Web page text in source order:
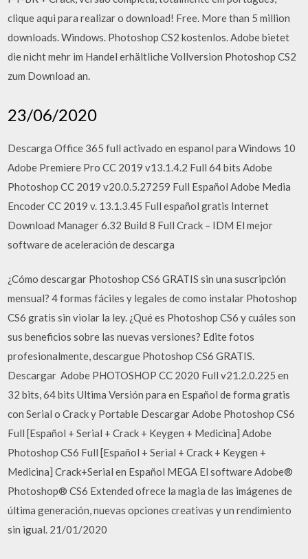
clique aqui para realizar o download! Free. More than 5 million
downloads. Windows. Photoshop CS2 kostenlos. Adobe bietet
die nicht mehr im Handel erhältliche Vollversion Photoshop CS2
zum Download an.
23/06/2020
Descarga Office 365 full activado en espanol para Windows 10
Adobe Premiere Pro CC 2019 v13.1.4.2 Full 64 bits Adobe
Photoshop CC 2019 v20.0.5.27259 Full Español Adobe Media
Encoder CC 2019 v. 13.1.3.45 Full español gratis Internet
Download Manager 6.32 Build 8 Full Crack – IDM El mejor
software de aceleración de descarga
¿Cómo descargar Photoshop CS6 GRATIS sin una suscripción
mensual? 4 formas fáciles y legales de como instalar Photoshop
CS6 gratis sin violar la ley. ¿Qué es Photoshop CS6 y cuáles son
sus beneficios sobre las nuevas versiones? Edite fotos
profesionalmente, descargue Photoshop CS6 GRATIS.
Descargar ️ Adobe PHOTOSHOP CC 2020 Full v21.2.0.225 en
32 bits, 64 bits Ultima Versión para en Español de forma gratis
con Serial o Crack y Portable Descargar Adobe Photoshop CS6
Full [Español + Serial + Crack + Keygen + Medicina] Adobe
Photoshop CS6 Full [Español + Serial + Crack + Keygen +
Medicina] Crack+Serial en Español MEGA El software Adobe®
Photoshop® CS6 Extended ofrece la magia de las imágenes de
última generación, nuevas opciones creativas y un rendimiento
sin igual. 21/01/2020